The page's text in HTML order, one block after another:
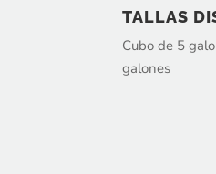
TALLAS
Cubo de 5
galones